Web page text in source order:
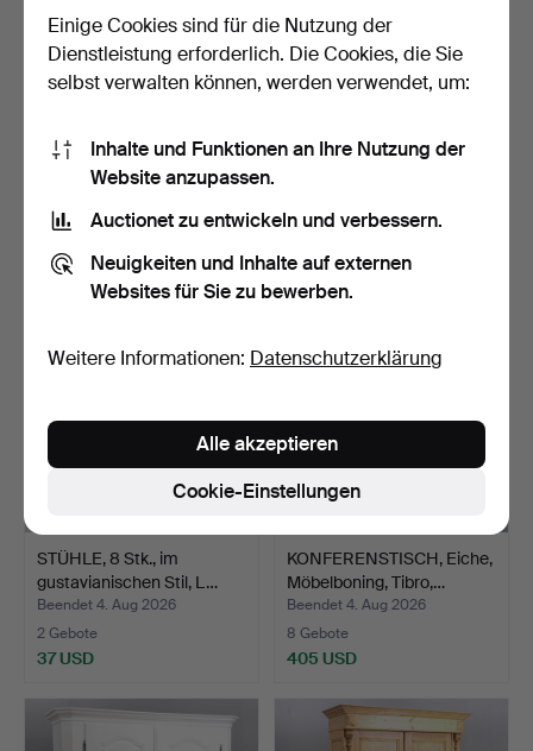
ESSGRUPPE,
gustavianischer Stil, 7 Teile,
5 Gebote
53 USD
STÜHLE, ein Paar,
137 USD
STÜHLE, 8 Stk., im
gustavianischen Stil, L…
Beendet 4. Aug 2026
2 Gebote
37 USD
KONFERENSTISCH, Eiche,
Möbelboning, Tibro,…
Beendet 4. Aug 2026
8 Gebote
405 USD
Einige Cookies sind für die Nutzung der
Dienstleistung erforderlich. Die Cookies, die Sie
selbst verwalten können, werden verwendet, um:
Inhalte und Funktionen an Ihre Nutzung der
Website anzupassen.
Auctionet zu entwickeln und verbessern.
Neuigkeiten und Inhalte auf externen
Websites für Sie zu bewerben.
Weitere Informationen: Datenschutzerklärung
Cookie-Einstellungen
Alle akzeptieren